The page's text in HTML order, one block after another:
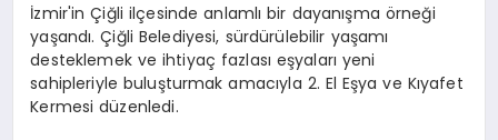
İzmir'in Çiğli ilçesinde anlamlı bir dayanışma örneği
yaşandı. Çiğli Belediyesi, sürdürülebilir yaşamı
desteklemek ve ihtiyaç fazlası eşyaları yeni
sahipleriyle buluşturmak amacıyla 2. El Eşya ve Kıyafet
Kermesi düzenledi.